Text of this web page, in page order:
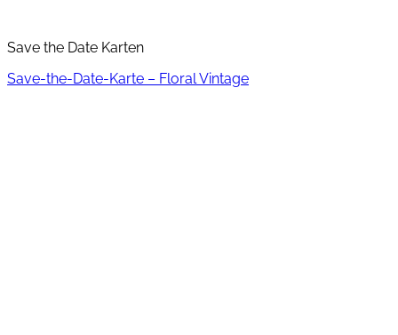
Save the Date Karten
Save-the-Date-Karte – Floral Vintage